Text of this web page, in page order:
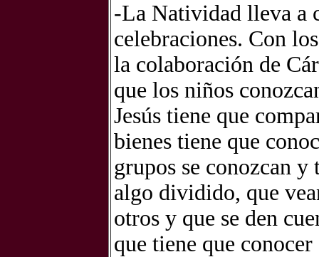
-La Natividad lleva a
celebraciones. Con
la colaboración de
que los niños
Jesús tiene que
bienes tiene que
grupos se conozcan
algo dividido, que
otros y que se den
que tiene que